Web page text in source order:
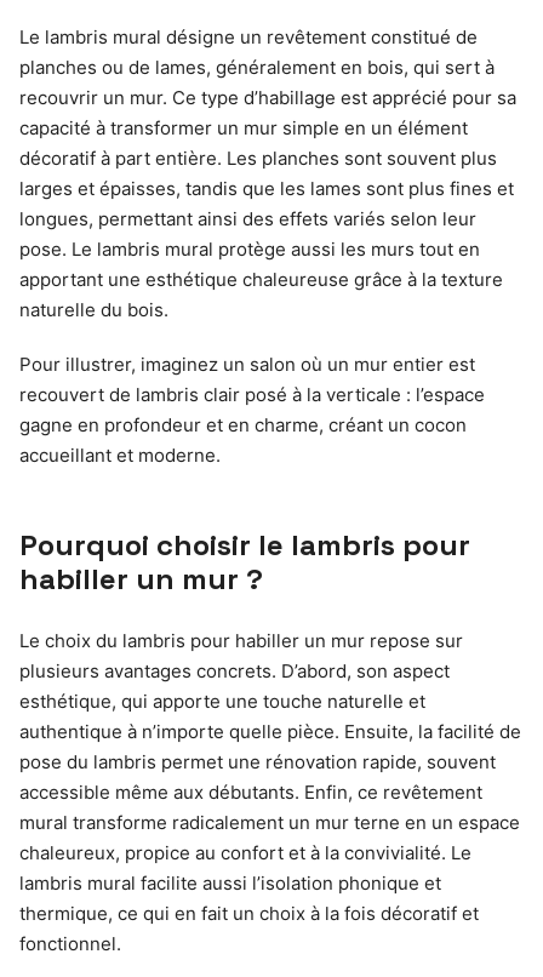
Le lambris mural désigne un revêtement constitué de
planches ou de lames, généralement en bois, qui sert à
recouvrir un mur. Ce type d’habillage est apprécié pour sa
capacité à transformer un mur simple en un élément
décoratif à part entière. Les planches sont souvent plus
larges et épaisses, tandis que les lames sont plus fines et
longues, permettant ainsi des effets variés selon leur
pose. Le lambris mural protège aussi les murs tout en
apportant une esthétique chaleureuse grâce à la texture
naturelle du bois.
Pour illustrer, imaginez un salon où un mur entier est
recouvert de lambris clair posé à la verticale : l’espace
gagne en profondeur et en charme, créant un cocon
accueillant et moderne.
Pourquoi choisir le lambris pour
habiller un mur ?
Le choix du lambris pour habiller un mur repose sur
plusieurs avantages concrets. D’abord, son aspect
esthétique, qui apporte une touche naturelle et
authentique à n’importe quelle pièce. Ensuite, la facilité de
pose du lambris permet une rénovation rapide, souvent
accessible même aux débutants. Enfin, ce revêtement
mural transforme radicalement un mur terne en un espace
chaleureux, propice au confort et à la convivialité. Le
lambris mural facilite aussi l’isolation phonique et
thermique, ce qui en fait un choix à la fois décoratif et
fonctionnel.